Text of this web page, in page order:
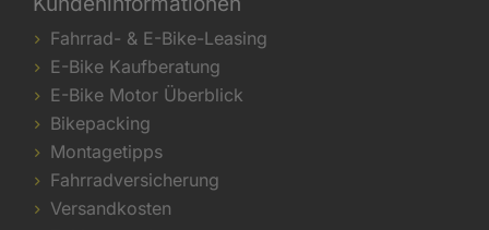
Fahrrad- & E-Bike-Leasing
E-Bike Kaufberatung
E-Bike Motor Überblick
Bikepacking
Montagetipps
Fahrradversicherung
Versandkosten